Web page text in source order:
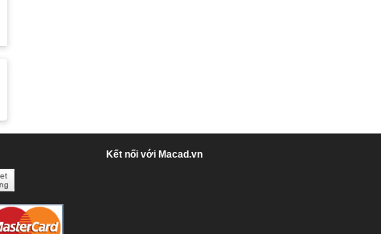
Kết nối với Macad.vn